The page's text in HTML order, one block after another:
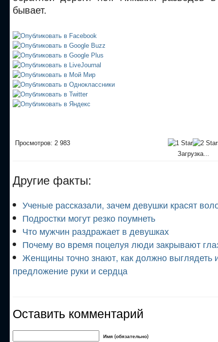
бывает.
Просмотров: 2 983
Загрузка...
Другие факты:
Ученые рассказали, зачем девушки красят
Подростки могут резко поумнеть
Что мужчин раздражает в девушках
Почему во время поцелуя люди закрывают
Женщины точно знают, как должно выглядеть
предложение руки и сердца
Оставить комментарий
Имя (обязательно)